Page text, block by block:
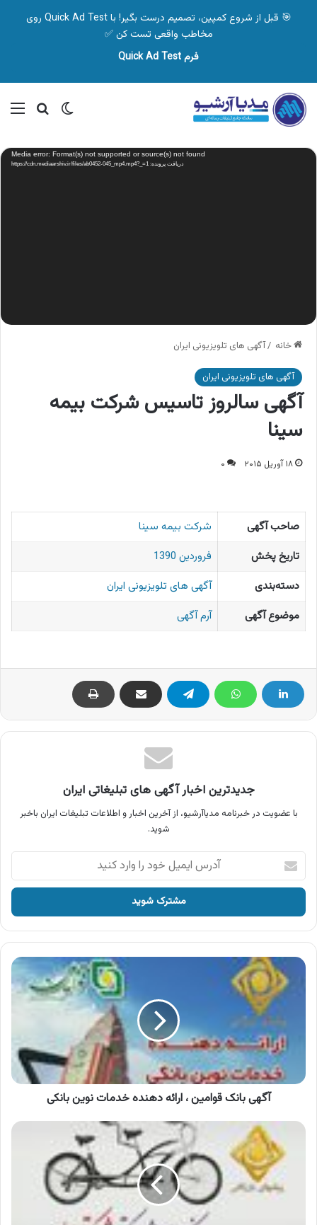
🎯 قبل از شروع کمپین، تصمیم درست بگیر! با Quick Ad Test روی
مخاطب واقعی تست کن ✅
فرم Quick Ad Test
تغییر پوسته
نمایشگر
ویدیو Media error: Format(s) not supported or source(s) not found
دریافت پرونده: https://cdn.mediaarshiv.ir/files/ab0452-045_mp4.mp4?_=1
خانه /آگهی های تلویزیونی ایران
آگهی های تلویزیونی ایران
آگهی سالروز تاسیس شرکت بیمه
سینا
۱۸ آوریل ۲۰۱۵ ۰
صاحب آگهی
شرکت بیمه سینا
تاریخ پخش
فروردین 1390
دسته‌بندی
آگهی های تلویزیونی ایران
موضوع آگهی
آرم آگهی
جدیدترین اخبار آگهی های تبلیغاتی ایران
با عضویت در خبرنامه مدیاآرشیو، از آخرین اخبار و اطلاعات تبلیغات ایران باخبر
شوید.
آدرس
ایمیل
خود
وارد
کنید
آگهی
قوامین
دهنده
خدمات
بانکی
آگهی بانک قوامین ، ارائه دهنده خدمات نوین بانکی
آگهی
بانکداری
شرکتی
اقتصاد